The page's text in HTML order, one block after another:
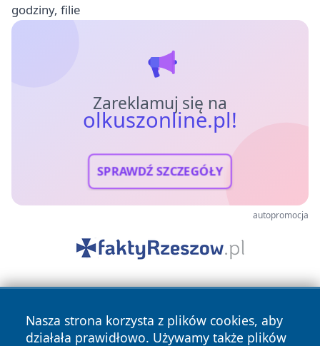
godziny, filie
Zareklamuj się na
olkuszonline.pl!
SPRAWDŹ SZCZEGÓŁY
autopromocja
Nasza strona korzysta z plików cookies, aby
działała prawidłowo. Używamy także plików